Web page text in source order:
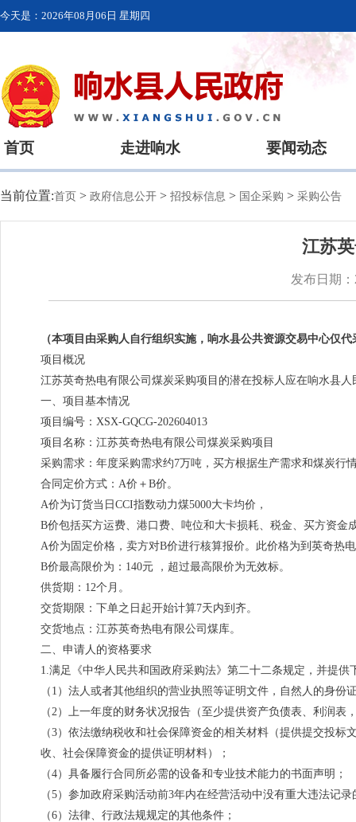
今天是： 2026年08月06日 星期四
首页 走进响水 要闻动态
当前位置:首页 > 政府信息公开 > 招投标信息 > 国企采购 > 采购公告
江苏
发布日期
（本项目由采购人自行组织实施，响水县公共资源交易中心仅
项目概况
江苏英奇热电有限公司煤炭采购项目的潜在投标人应在响水县人
一、项目基本情况
项目编号：XSX-GQCG-202604013
项目名称：江苏英奇热电有限公司煤炭采购项目
采购需求：年度采购需求约7万吨，买方根据生产需求和煤炭行
合同定价方式：A价＋B价。
A价为订货当日CCI指数动力煤5000大卡均价，
B价包括买方运费、港口费、吨位和大卡损耗、税金、买方资金
A价为固定价格，卖方对B价进行核算报价。此价格为到英奇热
B价最高限价为：140元 ，超过最高限价为无效标。
供货期：12个月。
交货期限：下单之日起开始计算7天内到齐。
交货地点：江苏英奇热电有限公司煤库。
二、申请人的资格要求
1.满足《中华人民共和国政府采购法》第二十二条规定，并提供
（1）法人或者其他组织的营业执照等证明文件，自然人的身份
（2）上一年度的财务状况报告（至少提供资产负债表、利润表
（3）依法缴纳税收和社会保障资金的相关材料（提供提交投
收、社会保障资金的提供证明材料）；
（4）具备履行合同所必需的设备和专业技术能力的书面声明；
（5）参加政府采购活动前3年内在经营活动中没有重大违法记
（6）法律、行政法规规定的其他条件；